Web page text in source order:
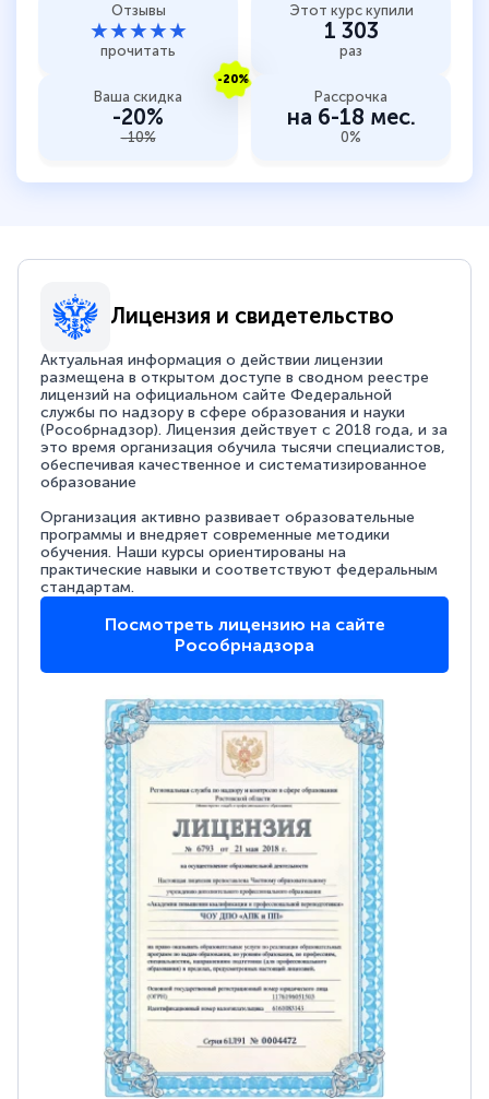
Отзывы
★★★★★
прочитать
Этот курс купили
1 303
раз
-20%
Ваша скидка
-20%
-10%
Рассрочка
на 6-18 мес.
0%
Лицензия и свидетельство
Актуальная информация о действии лицензии
размещена в открытом доступе в сводном реестре
лицензий на официальном сайте Федеральной
службы по надзору в сфере образования и науки
(Рособрнадзор). Лицензия действует с 2018 года, и за
это время организация обучила тысячи специалистов,
обеспечивая качественное и систематизированное
образование
Организация активно развивает образовательные
программы и внедряет современные методики
обучения. Наши курсы ориентированы на
практические навыки и соответствуют федеральным
стандартам.
Посмотреть лицензию на сайте
Рособрнадзора